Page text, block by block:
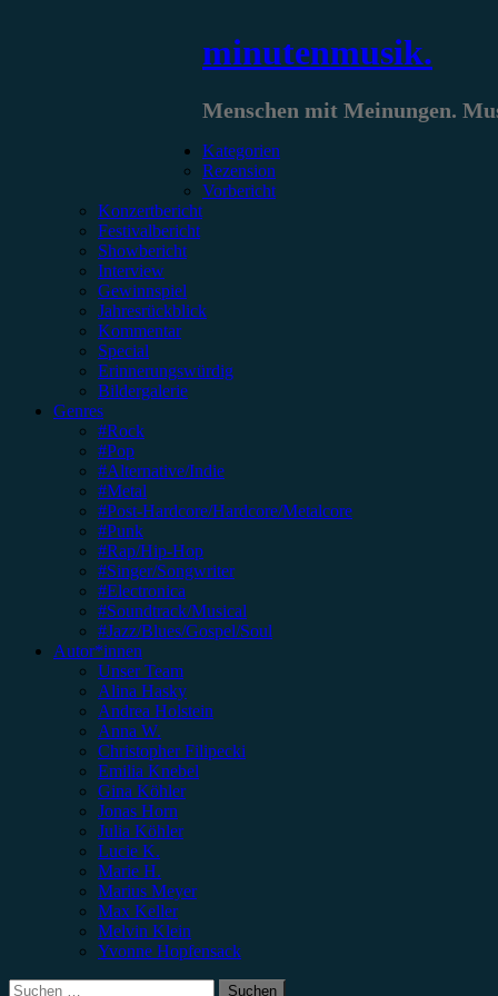
minutenmusik.
Menschen mit Meinungen.
Kategorien
Rezension
Vorbericht
Konzertbericht
Festivalbericht
Showbericht
Interview
Gewinnspiel
Jahresrückblick
Kommentar
Special
Erinnerungswürdig
Bildergalerie
Genres
#Rock
#Pop
#Alternative/Indie
#Metal
#Post-Hardcore/Hardcore/Metalcore
#Punk
#Rap/Hip-Hop
#Singer/Songwriter
#Electronica
#Soundtrack/Musical
#Jazz/Blues/Gospel/Soul
Autor*innen
Unser Team
Alina Hasky
Andrea Holstein
Anna W.
Christopher Filipecki
Emilia Knebel
Gina Köhler
Jonas Horn
Julia Köhler
Lucie K.
Marie H.
Marius Meyer
Max Keller
Melvin Klein
Yvonne Hopfensack
Suchen